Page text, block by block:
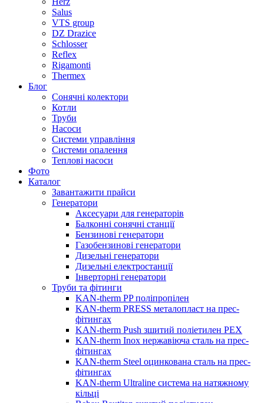
Salus
VTS group
DZ Drazice
Schlosser
Reflex
Rigamonti
Thermex
Блог
Сонячні колектори
Котли
Труби
Насоси
Системи управління
Системи опалення
Теплові насоси
Фото
Каталог
Завантажити прайси
Генератори
Аксесуари для генераторів
Балконні сонячні станції
Бензинові генератори
Газобензинові генератори
Дизельні генератори
Дизельні електростанції
Інверторні генератори
Труби та фітинги
KAN-therm PP поліпропілен
KAN-therm PRESS металопласт на прес-
фітингах
KAN-therm Push зшитий поліетилен PEX
KAN-therm Inox нержавіюча сталь на прес-
фітингах
KAN-therm Steel оцинкована сталь на прес-
фітингах
KAN-therm Ultraline система на натяжному
кільці